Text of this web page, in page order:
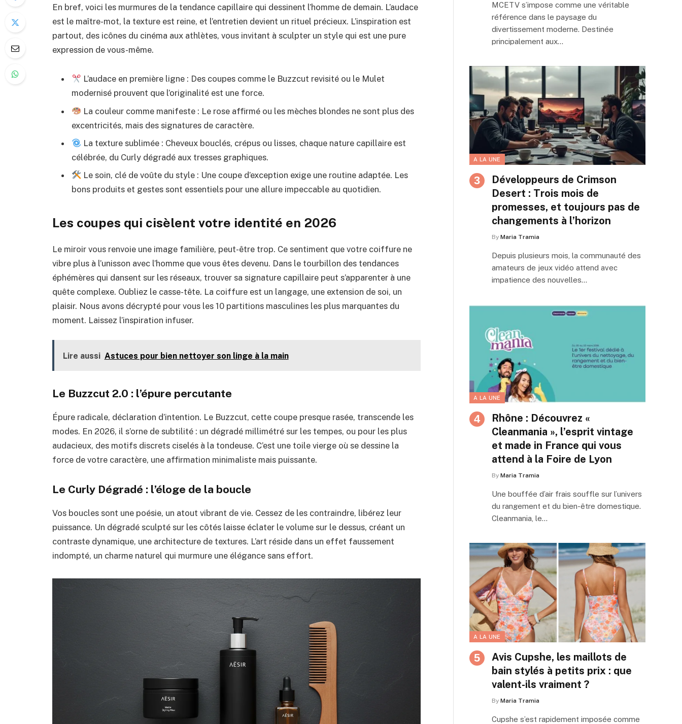
En bref, voici les murmures de la tendance capillaire qui dessinent l’homme de demain. L’audace
est le maître-mot, la texture est reine, et l’entretien devient un rituel précieux. L’inspiration est
partout, des icônes du cinéma aux athlètes, vous invitant à sculpter un style qui est une pure
expression de vous-même.
L’audace en première ligne : Des coupes comme le Buzzcut revisité ou le Mulet
modernisé prouvent que l’originalité est une force.
La couleur comme manifeste : Le rose affirmé ou les mèches blondes ne sont plus des
excentricités, mais des signatures de caractère.
La texture sublimée : Cheveux bouclés, crépus ou lisses, chaque nature capillaire est
célébrée, du Curly dégradé aux tresses graphiques.
Le soin, clé de voûte du style : Une coupe d’exception exige une routine adaptée. Les
bons produits et gestes sont essentiels pour une allure impeccable au quotidien.
Les coupes qui cisèlent votre identité en 2026
Le miroir vous renvoie une image familière, peut-être trop. Ce sentiment que votre coiffure ne
vibre plus à l’unisson avec l’homme que vous êtes devenu. Dans le tourbillon des tendances
éphémères qui dansent sur les réseaux, trouver sa signature capillaire peut s’apparenter à une
quête complexe. Oubliez le casse-tête. La coiffure est un langage, une extension de soi, un
plaisir. Nous avons décrypté pour vous les 10 partitions masculines les plus marquantes du
moment. Laissez l’inspiration infuser.
Lire aussi Astuces pour bien nettoyer son linge à la main
Le Buzzcut 2.0 : l’épure percutante
Épure radicale, déclaration d’intention. Le Buzzcut, cette coupe presque rasée, transcende les
modes. En 2026, il s’orne de subtilité : un dégradé millimétré sur les tempes, ou pour les plus
audacieux, des motifs discrets ciselés à la tondeuse. C’est une toile vierge où se dessine la
force de votre caractère, une affirmation minimaliste mais puissante.
Le Curly Dégradé : l’éloge de la boucle
Vos boucles sont une poésie, un atout vibrant de vie. Cessez de les contraindre, libérez leur
puissance. Un dégradé sculpté sur les côtés laisse éclater le volume sur le dessus, créant un
contraste dynamique, une architecture de textures. L’art réside dans un effet faussement
indompté, un charme naturel qui murmure une élégance sans effort.
MCETV s’impose comme une véritable
référence dans le paysage du
divertissement moderne. Destinée
principalement aux…
A LA UNE
Développeurs de Crimson
Desert : Trois mois de
promesses, et toujours pas de
changements à l’horizon
By Maria Tramia
Depuis plusieurs mois, la communauté des
amateurs de jeux vidéo attend avec
impatience des nouvelles…
A LA UNE
Rhône : Découvrez «
Cleanmania », l’esprit vintage
et made in France qui vous
attend à la Foire de Lyon
By Maria Tramia
Une bouffée d’air frais souffle sur l’univers
du rangement et du bien-être domestique.
Cleanmania, le…
A LA UNE
Avis Cupshe, les maillots de
bain stylés à petits prix : que
valent-ils vraiment ?
By Maria Tramia
Cupshe s’est rapidement imposée comme